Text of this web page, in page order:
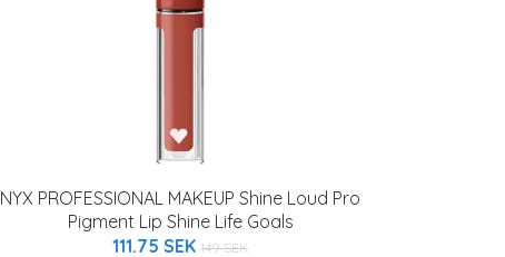
NYX PROFESSIONAL MAKEUP Shine Loud Pro
Pigment Lip Shine Life Goals
111.75 SEK 149 SEK